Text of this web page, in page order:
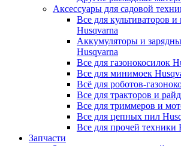
Аксессуары для садовой
Все для культиваторов и
Husqvarna
Аккумуляторы и
Husqvarna
Все для газонокосилок
Все для минимоек
Всё для роботов-
Все для тракторов и
Все для триммеров и
Все для цепных пил
Все для прочей техники
Запчасти